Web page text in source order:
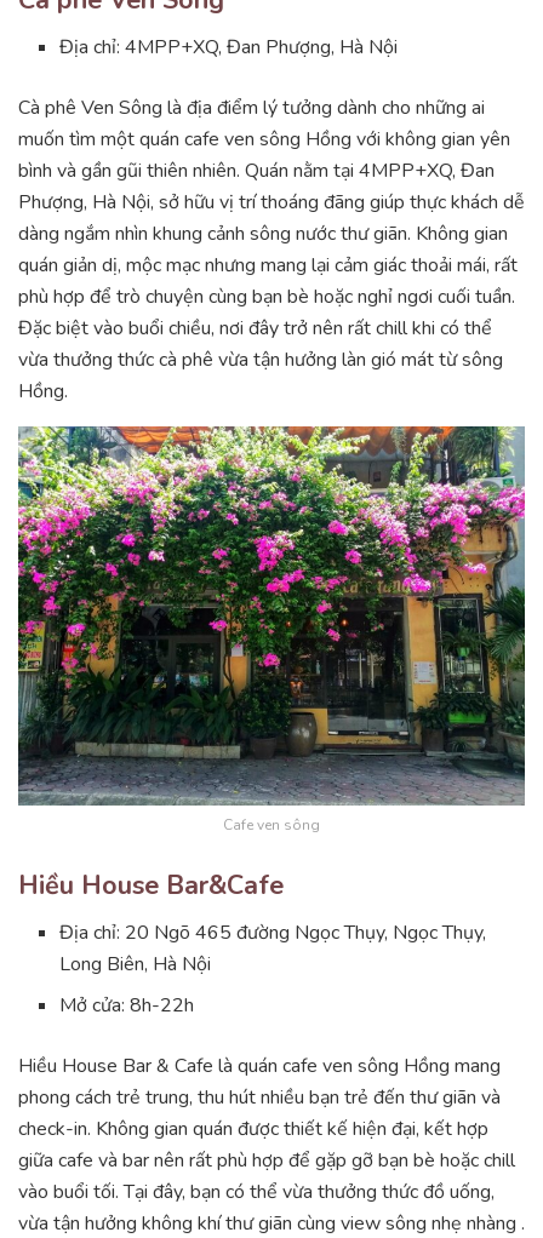
Địa chỉ: 4MPP+XQ, Đan Phượng, Hà Nội
Cà phê Ven Sông là địa điểm lý tưởng dành cho những ai
muốn tìm một quán cafe ven sông Hồng với không gian yên
bình và gần gũi thiên nhiên. Quán nằm tại 4MPP+XQ, Đan
Phượng, Hà Nội, sở hữu vị trí thoáng đãng giúp thực khách dễ
dàng ngắm nhìn khung cảnh sông nước thư giãn. Không gian
quán giản dị, mộc mạc nhưng mang lại cảm giác thoải mái, rất
phù hợp để trò chuyện cùng bạn bè hoặc nghỉ ngơi cuối tuần.
Đặc biệt vào buổi chiều, nơi đây trở nên rất chill khi có thể
vừa thưởng thức cà phê vừa tận hưởng làn gió mát từ sông
Hồng.
Cafe ven sông
Hiều House Bar&Cafe
Địa chỉ: 20 Ngõ 465 đường Ngọc Thụy, Ngọc Thụy,
Long Biên, Hà Nội
Mở cửa: 8h-22h
Hiều House Bar & Cafe là quán cafe ven sông Hồng mang
phong cách trẻ trung, thu hút nhiều bạn trẻ đến thư giãn và
check-in. Không gian quán được thiết kế hiện đại, kết hợp
giữa cafe và bar nên rất phù hợp để gặp gỡ bạn bè hoặc chill
vào buổi tối. Tại đây, bạn có thể vừa thưởng thức đồ uống,
vừa tận hưởng không khí thư giãn cùng view sông nhẹ nhàng .